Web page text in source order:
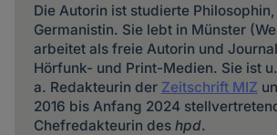
Die Autorin ist studierte
Germanistin. Sie lebt in Münster
arbeitet als freie Autorin und
Hörfunk- und Print-Medien. Sie ist u.
a. Redakteurin der Zeitschrift MIZ
2016 bis Anfang 2024
Chefredakteurin des hpd.